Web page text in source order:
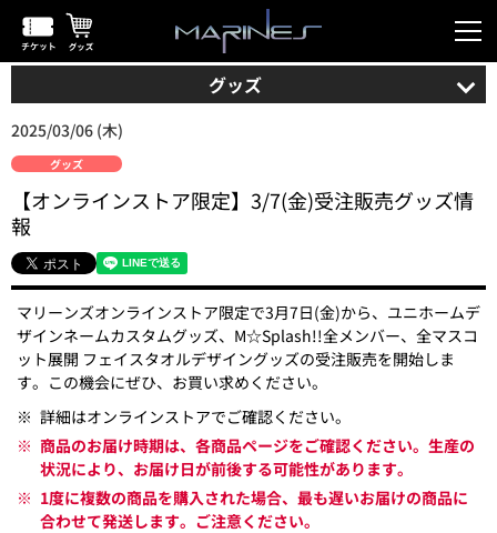
グッズ
2025/03/06 (木)
グッズ
【オンラインストア限定】3/7(金)受注販売グッズ情
報
マリーンズオンラインストア限定で3月7日(金)から、ユニホームデ
ザインネームカスタムグッズ、M☆Splash!!全メンバー、全マスコ
ット展開 フェイスタオルデザイングッズの受注販売を開始しま
す。この機会にぜひ、お買い求めください。
※ 詳細はオンラインストアでご確認ください。
※ 商品のお届け時期は、各商品ページをご確認ください。生産の
状況により、お届け日が前後する可能性があります。
※ 1度に複数の商品を購入された場合、最も遅いお届けの商品に
合わせて発送します。ご注意ください。